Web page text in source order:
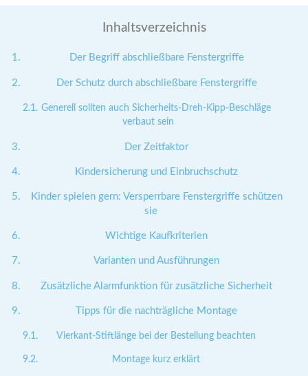
Inhaltsverzeichnis
Der Begriff abschließbare Fenstergriffe
Der Schutz durch abschließbare Fenstergriffe
Generell sollten auch Sicherheits-Dreh-Kipp-Beschläge
verbaut sein
Der Zeitfaktor
Kindersicherung und Einbruchschutz
Kinder spielen gern: Versperrbare Fenstergriffe schützen
sie
Wichtige Kaufkriterien
Varianten und Ausführungen
Zusätzliche Alarmfunktion für zusätzliche Sicherheit
Tipps für die nachträgliche Montage
Vierkant-Stiftlänge bei der Bestellung beachten
Montage kurz erklärt